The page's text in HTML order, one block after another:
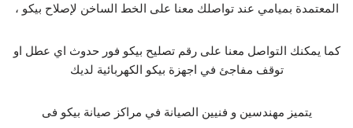
المعتمدة بميامي عند تواصلك معنا على الخط الساخن لإصلاح بيكو ،
كما يمكنك التواصل معنا على رقم تصليح بيكو فور حدوث اي عطل او
توقف مفاجئ في اجهزة بيكو الكهربائية لديك
يتميز مهندسين و فنيين الصيانة في مراكز صيانة بيكو فى